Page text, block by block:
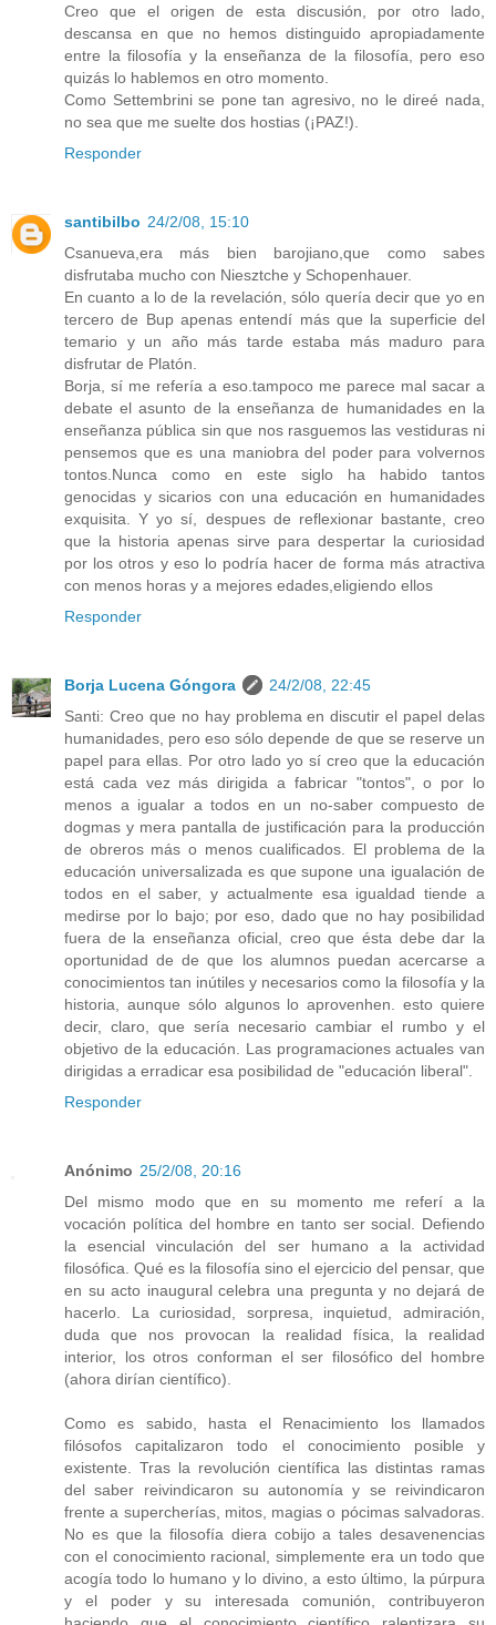
Creo que el origen de esta discusión, por otro lado,
descansa en que no hemos distinguido apropiadamente
entre la filosofía y la enseñanza de la filosofía, pero eso
quizás lo hablemos en otro momento.
Como Settembrini se pone tan agresivo, no le direé nada,
no sea que me suelte dos hostias (¡PAZ!).
Responder
santibilbo 24/2/08, 15:10
Csanueva,era más bien barojiano,que como sabes
disfrutaba mucho con Niesztche y Schopenhauer.
En cuanto a lo de la revelación, sólo quería decir que yo en
tercero de Bup apenas entendí más que la superficie del
temario y un año más tarde estaba más maduro para
disfrutar de Platón.
Borja, sí me refería a eso.tampoco me parece mal sacar a
debate el asunto de la enseñanza de humanidades en la
enseñanza pública sin que nos rasguemos las vestiduras ni
pensemos que es una maniobra del poder para volvernos
tontos.Nunca como en este siglo ha habido tantos
genocidas y sicarios con una educación en humanidades
exquisita. Y yo sí, despues de reflexionar bastante, creo
que la historia apenas sirve para despertar la curiosidad
por los otros y eso lo podría hacer de forma más atractiva
con menos horas y a mejores edades,eligiendo ellos
Responder
Borja Lucena Góngora
24/2/08, 22:45
Santi: Creo que no hay problema en discutir el papel delas
humanidades, pero eso sólo depende de que se reserve un
papel para ellas. Por otro lado yo sí creo que la educación
está cada vez más dirigida a fabricar "tontos", o por lo
menos a igualar a todos en un no-saber compuesto de
dogmas y mera pantalla de justificación para la producción
de obreros más o menos cualificados. El problema de la
educación universalizada es que supone una igualación de
todos en el saber, y actualmente esa igualdad tiende a
medirse por lo bajo; por eso, dado que no hay posibilidad
fuera de la enseñanza oficial, creo que ésta debe dar la
oportunidad de de que los alumnos puedan acercarse a
conocimientos tan inútiles y necesarios como la filosofía y la
historia, aunque sólo algunos lo aprovenhen. esto quiere
decir, claro, que sería necesario cambiar el rumbo y el
objetivo de la educación. Las programaciones actuales van
dirigidas a erradicar esa posibilidad de "educación liberal".
Responder
Anónimo 25/2/08, 20:16
Del mismo modo que en su momento me referí a la
vocación política del hombre en tanto ser social. Defiendo
la esencial vinculación del ser humano a la actividad
filosófica. Qué es la filosofía sino el ejercicio del pensar, que
en su acto inaugural celebra una pregunta y no dejará de
hacerlo. La curiosidad, sorpresa, inquietud, admiración,
duda que nos provocan la realidad física, la realidad
interior, los otros conforman el ser filosófico del hombre
(ahora dirían científico).
Como es sabido, hasta el Renacimiento los llamados
filósofos capitalizaron todo el conocimiento posible y
existente. Tras la revolución científica las distintas ramas
del saber reivindicaron su autonomía y se reivindicaron
frente a supercherías, mitos, magias o pócimas salvadoras.
No es que la filosofía diera cobijo a tales desavenencias
con el conocimiento racional, simplemente era un todo que
acogía todo lo humano y lo divino, a esto último, la púrpura
y el poder y su interesada comunión, contribuyeron